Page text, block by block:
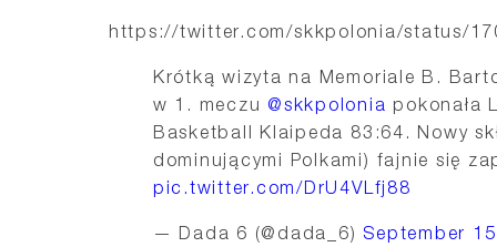
https://twitter.com/skkpolonia/status/
Krótką wizyta na Memoriale B.
w 1. meczu @skkpolonia pokonała
Basketball Klaipeda 83:64. Nowy
dominującymi Polkami) fajnie się
pic.twitter.com/DrU4VLfj88
— Dada 6 (@dada_6) September